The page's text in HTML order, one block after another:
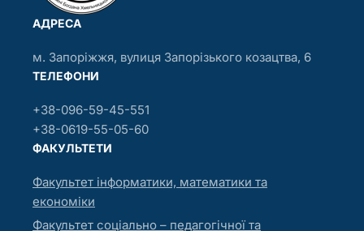
АДРЕСА
м. Запоріжжя, вулиця Запорізького козацтва, 6
ТЕЛЕФОНИ
+38-096-59-45-551
+38-0619-55-05-60
ФАКУЛЬТЕТИ
Факультет інформатики, математики та
економіки
Факультет соціально – педагогічної та